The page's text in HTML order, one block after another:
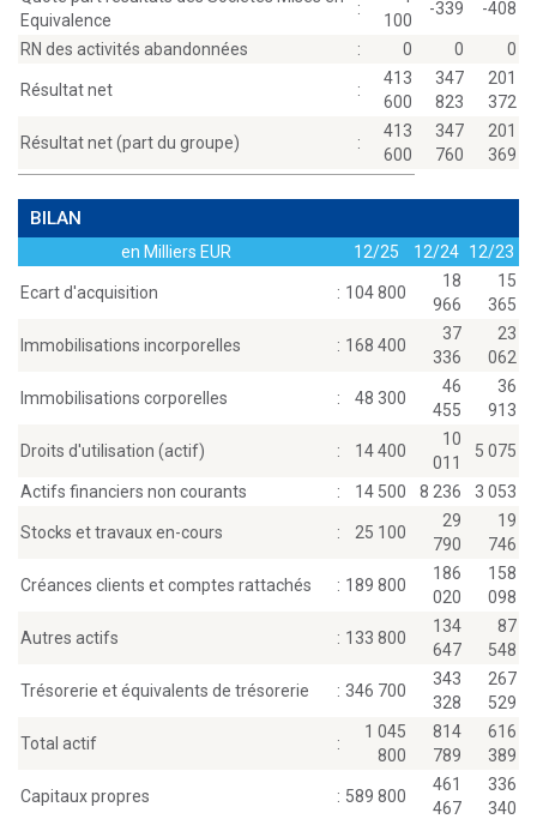
Equivalence
:
100
-339 -408
RN des activités abandonnées : 0 0 0
Résultat net :
413
600
347
823
201
372
Résultat net (part du groupe) :
413
600
347
760
201
369
BILAN
en Milliers EUR 12/25 12/24 12/23
Ecart d'acquisition : 104 800
18
966
15
365
Immobilisations incorporelles : 168 400
37
336
23
062
Immobilisations corporelles : 48 300
46
455
36
913
Droits d'utilisation (actif) : 14 400
10
011
5 075
Actifs financiers non courants : 14 500 8 236 3 053
Stocks et travaux en-cours : 25 100
29
790
19
746
Créances clients et comptes rattachés : 189 800
186
020
158
098
Autres actifs : 133 800
134
647
87
548
Trésorerie et équivalents de trésorerie : 346 700
343
328
267
529
Total actif :
1 045
800
814
789
616
389
Capitaux propres : 589 800
461
467
336
340